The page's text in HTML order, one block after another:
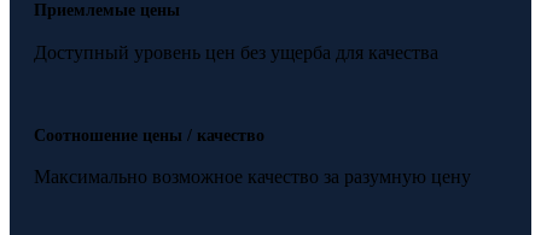
Приемлемые цены
Доступный уровень цен без ущерба для качества
Соотношение цены / качество
Максимально возможное качество за разумную цену